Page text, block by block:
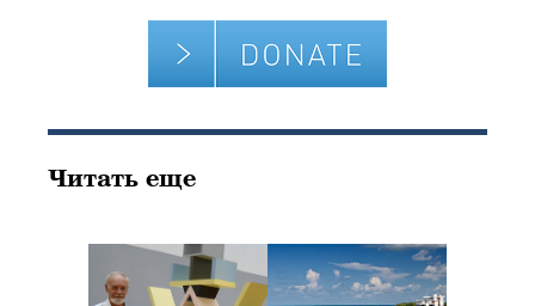
Читать еще